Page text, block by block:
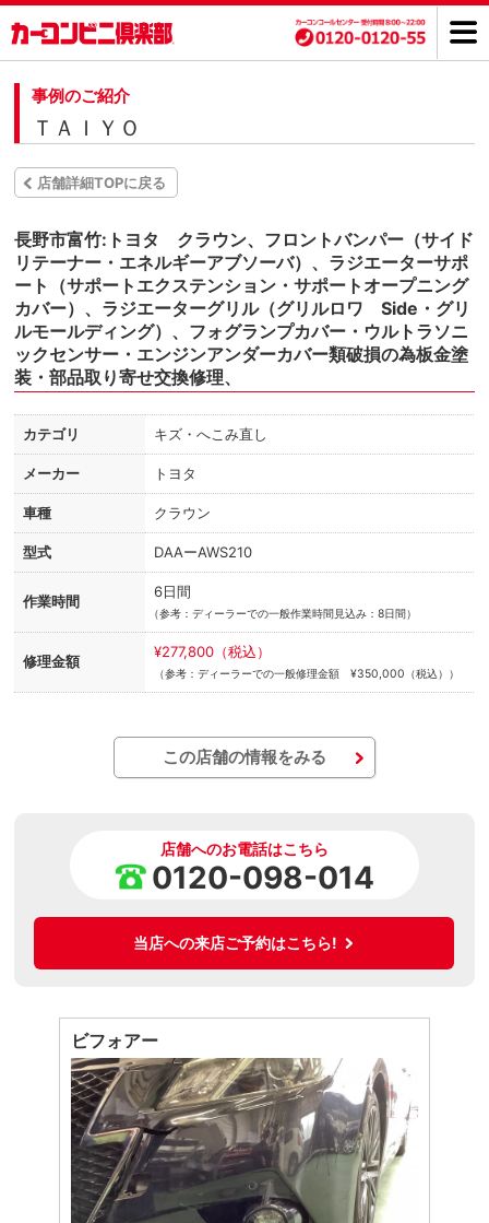
事例のご紹介
ＴＡＩＹＯ
店舗詳細TOPに戻る
長野市富竹:トヨタ クラウン、フロントバンパー（サイド
リテーナー・エネルギーアブソーバ）、ラジエーターサポ
ート（サポートエクステンション・サポートオープニング
カバー）、ラジエーターグリル（グリルロワ Side・グリ
ルモールディング）、フォグランプカバー・ウルトラソニ
ックセンサー・エンジンアンダーカバー類破損の為板金塗
装・部品取り寄せ交換修理、
カテゴリ キズ・へこみ直し
メーカー トヨタ
車種 クラウン
型式 DAAーAWS210
作業時間
6日間
（参考：ディーラーでの一般作業時間見込み：8日間）
修理金額
¥277,800（税込）
（参考：ディーラーでの一般修理金額 ¥350,000（税込））
この店舗の情報をみる
店舗へのお電話はこちら
0120-098-014
当店への来店ご予約はこちら!
ビフォアー